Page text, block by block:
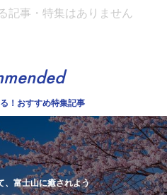
記事・特集はありません
！おすすめ特集記事
、富士山に癒されよう